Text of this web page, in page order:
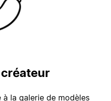
la galerie de modèles